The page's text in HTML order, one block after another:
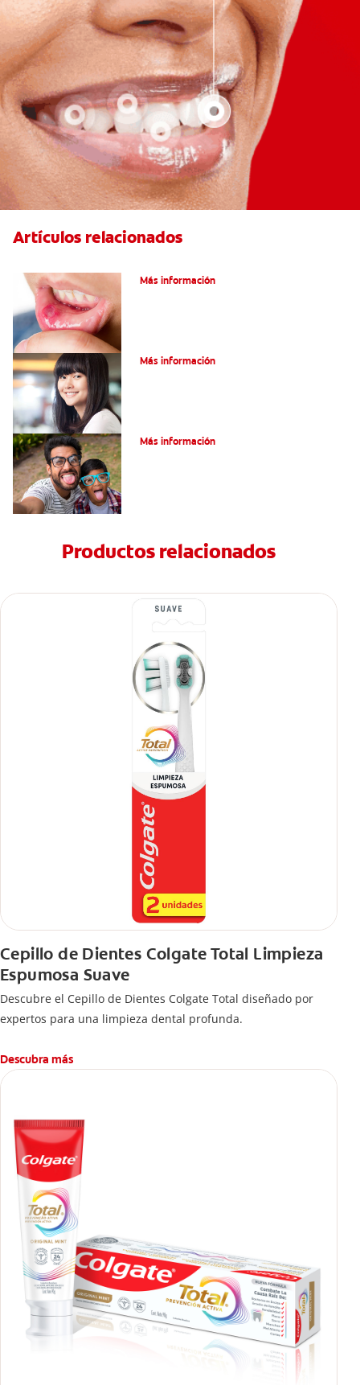
Artículos relacionados
Más información
Más información
Más información
Productos relacionados
Cepillo de Dientes Colgate Total Limpieza
Espumosa Suave
Descubre el Cepillo de Dientes Colgate Total diseñado por
expertos para una limpieza dental profunda.
Descubra más